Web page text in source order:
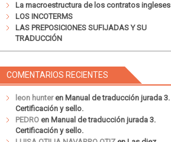
La macroestructura de los contratos ingleses
LOS INCOTERMS
LAS PREPOSICIONES SUFIJADAS Y SU
TRADUCCIÓN
COMENTARIOS RECIENTES
leon hunteren Manual de traducción jurada 3.
Certificación y sello.
PEDRO en Manual de traducción jurada 3.
Certificación y sello.